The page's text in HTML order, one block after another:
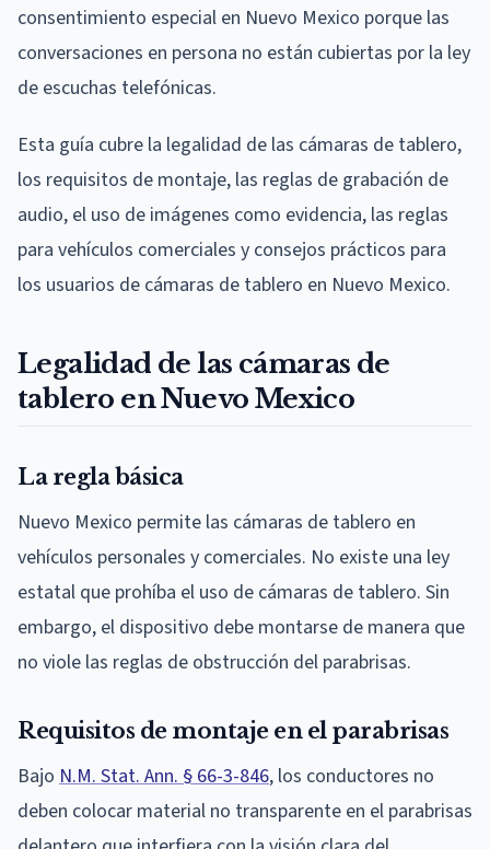
consentimiento especial en Nuevo Mexico porque las
conversaciones en persona no están cubiertas por la ley
de escuchas telefónicas.
Esta guía cubre la legalidad de las cámaras de tablero,
los requisitos de montaje, las reglas de grabación de
audio, el uso de imágenes como evidencia, las reglas
para vehículos comerciales y consejos prácticos para
los usuarios de cámaras de tablero en Nuevo Mexico.
Legalidad de las cámaras de
tablero en Nuevo Mexico
La regla básica
Nuevo Mexico permite las cámaras de tablero en
vehículos personales y comerciales. No existe una ley
estatal que prohíba el uso de cámaras de tablero. Sin
embargo, el dispositivo debe montarse de manera que
no viole las reglas de obstrucción del parabrisas.
Requisitos de montaje en el parabrisas
Bajo N.M. Stat. Ann. § 66-3-846, los conductores no
deben colocar material no transparente en el parabrisas